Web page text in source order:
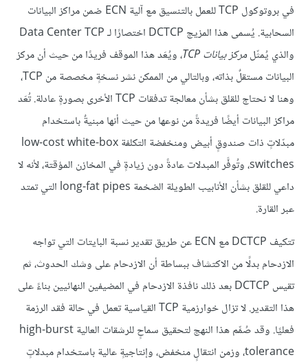
في بروتوكول TCP للعمل بالتنسيق مع آلية ECN ضمن مراكز البيانات
السحابية. يُسمى هذا المزيج DCTCP اختصارًا لـ Data Center TCP
والذي يُمثّلمركز بيانات TCP
، ويُعَد هذا الموقف فريدًا من حيث أن مركز
البيانات مستقلٌ بذاته، وبالتالي من الممكن نشر نسخةٍ مخصصة من TCP،
وهنا لا نحتاج للقلق بشأن معالجة تدفقات TCP الأخرى بصورةٍ عادلة. تُعَد
مراكز البيانات أيضًا فريدةً من نوعها من حيث أنها مبنيةٌ باستخدام
مبدّلاتٍ ذات صندوقٍ أبيض ومنخفضة التكلفة low-cost white-box
switches، وتُوفَّر المبدلات عادةً دون زيادةٍ في المخازن المؤقتة، لأنه لا
داعي للقلق بشأن الأنابيب الطويلة الضخمة long-fat pipes التي تمتد
عبر القارة.
تتكيف DCTCP مع ECN عن طريق تقدير نسبة البايتات التي تواجه
الازدحام بدلًا من الاكتشاف ببساطة أن الازدحام على وشك الحدوث، ثم
تقيس DCTCP بعد ذلك نافذة الازدحام في المضيفين النهائيين بناءً على
هذا التقدير. لا تزال خوارزمية TCP القياسية تعمل في حالة فقد الرزمة
فعليًا. وقد صُمِّم هذا النهج لتحقيق سماحٍ للرشقات العالية high-burst
tolerance، وزمن انتقالٍ منخفض، وإنتاجيةٍ عالية باستخدام مبدلاتٍ